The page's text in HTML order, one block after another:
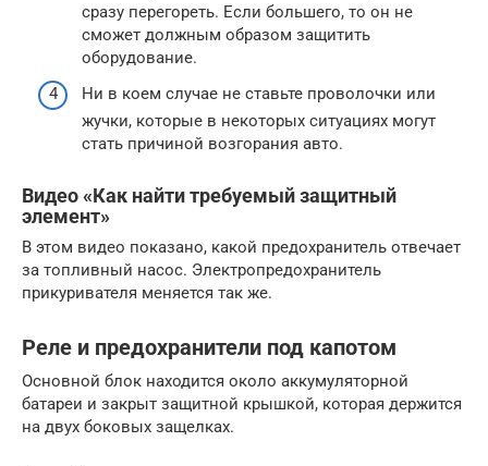
сразу перегореть. Если большего, то он не
сможет должным образом защитить
оборудование.
Ни в коем случае не ставьте проволочки или
жучки, которые в некоторых ситуациях могут
стать причиной возгорания авто.
Видео «Как найти требуемый защитный
элемент»
В этом видео показано, какой предохранитель отвечает
за топливный насос. Электропредохранитель
прикуривателя меняется так же.
Реле и предохранители под капотом
Основной блок находится около аккумуляторной
батареи и закрыт защитной крышкой, которая держится
на двух боковых защелках.